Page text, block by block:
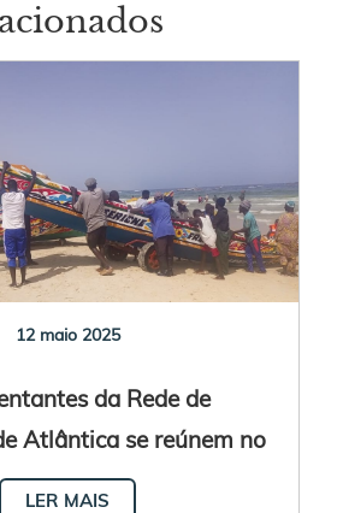
12 maio 2025
da Rede de
Atlântica se reúnem no
Senegal
LER MAIS